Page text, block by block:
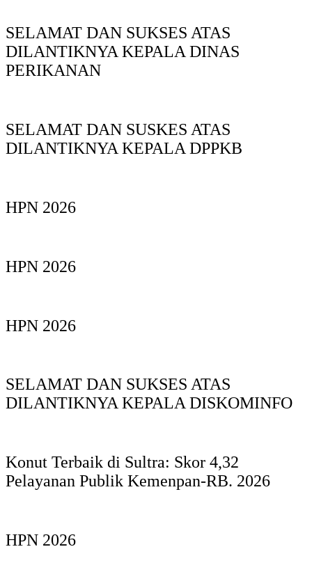
SELAMAT DAN SUKSES ATAS
DILANTIKNYA KEPALA DINAS
PERIKANAN
SELAMAT DAN SUSKES ATAS
DILANTIKNYA KEPALA DPPKB
HPN 2026
HPN 2026
HPN 2026
SELAMAT DAN SUKSES ATAS
DILANTIKNYA KEPALA DISKOMINFO
Konut Terbaik di Sultra: Skor 4,32
Pelayanan Publik Kemenpan-RB. 2026
HPN 2026